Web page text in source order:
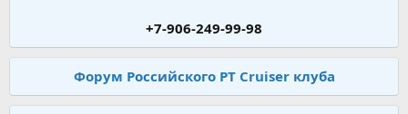
+7-906-249-99-98
Форум Российского PT Cruiser клуба